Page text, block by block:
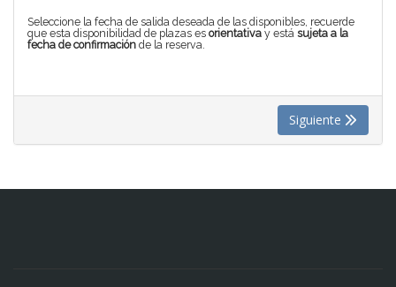
Seleccione la fecha de salida deseada de las disponibles, recuerde
que esta disponibilidad de plazas es orientativa y está sujeta a la
fecha de confirmación de la reserva.
Siguiente